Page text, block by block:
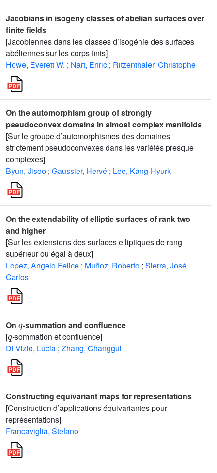
Jacobians in isogeny classes of abelian surfaces over
finite fields
[Jacobiennes dans les classes d’isogénie des surfaces
abéliennes sur les corps finis]
Howe, Everett W. ; Nart, Enric ; Ritzenthaler, Christophe
On the automorphism group of strongly
pseudoconvex domains in almost complex manifolds
[Sur le groupe d’automorphismes des domaines
strictement pseudoconvexes dans les variétés presque
complexes]
Byun, Jisoo ; Gaussier, Hervé ; Lee, Kang-Hyurk
On the extendability of elliptic surfaces of rank two
and higher
[Sur les extensions des surfaces elliptiques de rang
supérieur ou égal à deux]
Lopez, Angelo Felice ; Muñoz, Roberto ; Sierra, José
Carlos
On -summation and confluence
[
q
-sommation et confluence]
Di Vizio, Lucia ; Zhang, Changgui
Constructing equivariant maps for representations
[Construction d’applications équivariantes pour
représentations]
Francaviglia, Stefano